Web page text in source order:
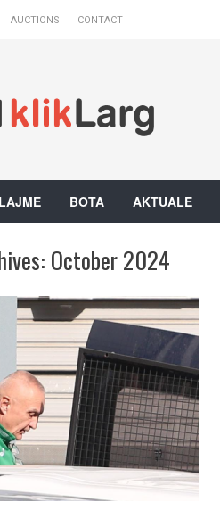
AUCTIONS CONTACT
LAJME BOTA AKTUALE
October 2024